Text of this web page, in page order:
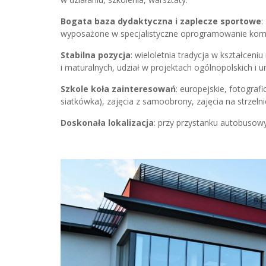
Bogata baza dydaktyczna i zaplecze sportowe:
wyposażone w specjalistyczne oprogramowanie
Stabilna pozycja: wieloletnia tradycja w
i maturalnych, udział w projektach ogólnopolskich i
Szkole koła zainteresowań: europejskie,
siatkówka), zajęcia z samoobrony, zajęcia na
Doskonała lokalizacja: przy przystanku